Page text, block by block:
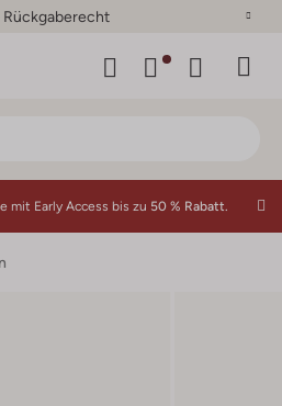
Rückgaberecht
mit Early Access bis zu 50 % Rabatt.